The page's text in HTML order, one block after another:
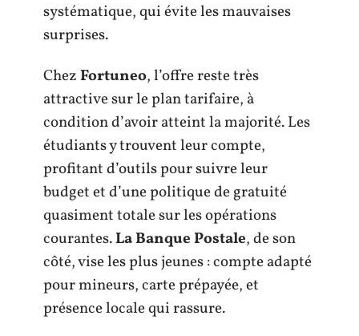
systématique, qui évite les mauvaises
surprises.
ChezFortuneo, l’offre reste très
attractive sur le plan tarifaire, à
condition d’avoir atteint la majorité. Les
étudiants y trouvent leur compte,
profitant d’outils pour suivre leur
budget et d’une politique de gratuité
quasiment totale sur les opérations
courantes.La Banque Postale, de son
côté, vise les plus jeunes : compte adapté
pour mineurs, carte prépayée, et
présence locale qui rassure.